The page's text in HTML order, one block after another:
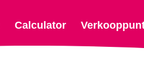
Calculator